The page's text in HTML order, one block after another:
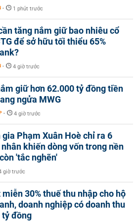
- 1 phút trước
tăng nắm giữ bao nhiêu cổ
để sở hữu tối thiểu 65%
- 4 giờ trước
giữ hơn 62.000 tỷ đồng tiền
ngửa MWG
- 4 giờ trước
gia Phạm Xuân Hoè chỉ ra 6
khiến dòng vốn trong nền
'tắc nghẽn'
giờ trước
30% thuế thu nhập cho hộ
doanh nghiệp có doanh thu
đồng